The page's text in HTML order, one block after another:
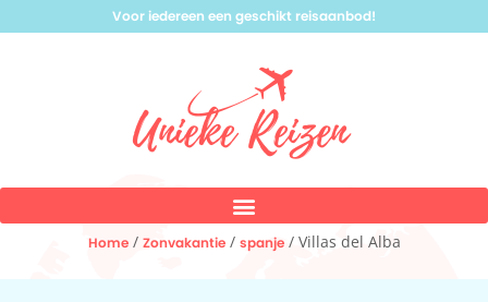
Voor iedereen een geschikt reisaanbod!
Home/ Zonvakantie/ spanje/ Villas del Alba